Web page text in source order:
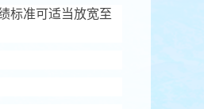
标准可适当放宽至